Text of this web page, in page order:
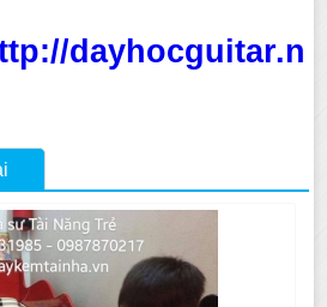
dayhocguitar.n